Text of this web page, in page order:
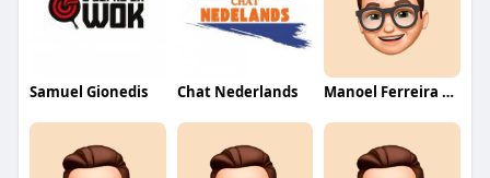
Samuel Gionedis Chat Nederlands Manoel Ferreira dos Santos junior